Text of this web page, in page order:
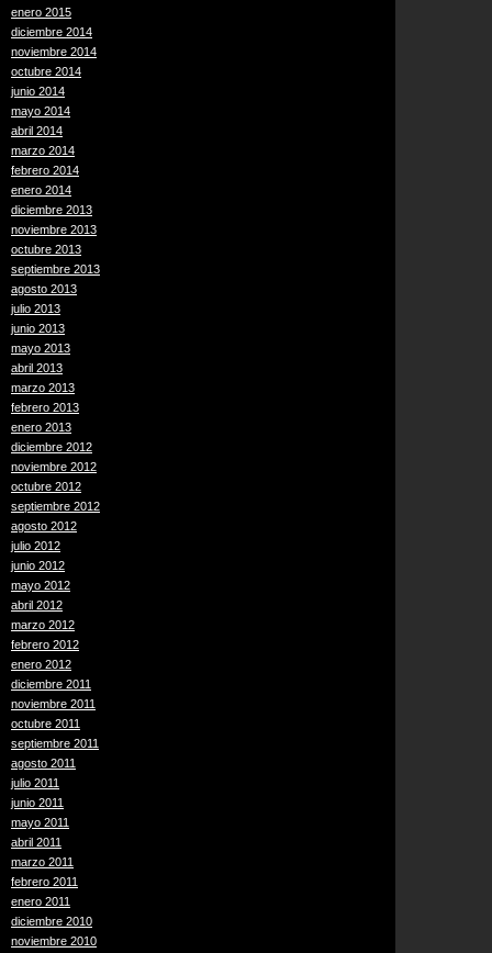
enero 2015
diciembre 2014
noviembre 2014
octubre 2014
junio 2014
mayo 2014
abril 2014
marzo 2014
febrero 2014
enero 2014
diciembre 2013
noviembre 2013
octubre 2013
septiembre 2013
agosto 2013
julio 2013
junio 2013
mayo 2013
abril 2013
marzo 2013
febrero 2013
enero 2013
diciembre 2012
noviembre 2012
octubre 2012
septiembre 2012
agosto 2012
julio 2012
junio 2012
mayo 2012
abril 2012
marzo 2012
febrero 2012
enero 2012
diciembre 2011
noviembre 2011
octubre 2011
septiembre 2011
agosto 2011
julio 2011
junio 2011
mayo 2011
abril 2011
marzo 2011
febrero 2011
enero 2011
diciembre 2010
noviembre 2010